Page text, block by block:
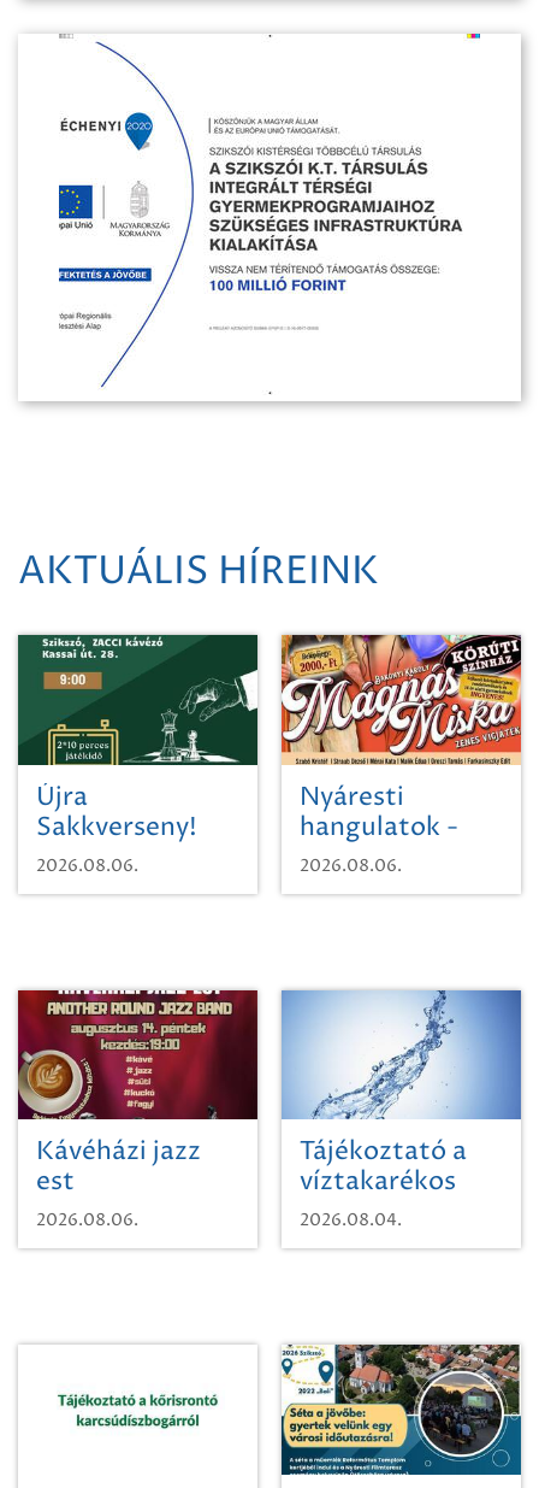
AKTUÁLIS HÍREINK
Újra
Sakkverseny!
2026.08.06.
Nyáresti
hangulatok -
Mágnás Miska
2026.08.06.
Kávéházi jazz
est
2026.08.06.
Tájékoztató a
víztakarékos
vízhasználatról
2026.08.04.